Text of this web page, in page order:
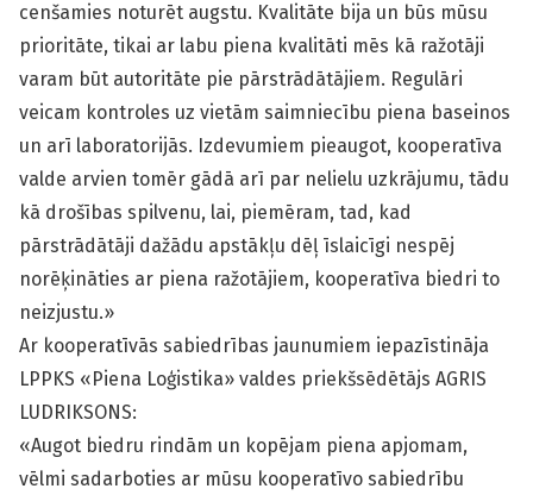
cenšamies noturēt augstu. Kvalitāte bija un būs mūsu
prioritāte, tikai ar labu piena kvalitāti mēs kā ražotāji
varam būt autoritāte pie pārstrādātājiem. Regulāri
veicam kontroles uz vietām saimniecību piena baseinos
un arī laboratorijās. Izdevumiem pieaugot, kooperatīva
valde arvien tomēr gādā arī par nelielu uzkrājumu, tādu
kā drošības spilvenu, lai, piemēram, tad, kad
pārstrādātāji dažādu apstākļu dēļ īslaicīgi nespēj
norēķināties ar piena ražotājiem, kooperatīva biedri to
neizjustu.»
Ar kooperatīvās sabiedrības jaunumiem iepazīstināja
LPPKS «Piena Loģistika» valdes priekšsēdētājs AGRIS
LUDRIKSONS:
«Augot biedru rindām un kopējam piena apjomam,
vēlmi sadarboties ar mūsu kooperatīvo sabiedrību